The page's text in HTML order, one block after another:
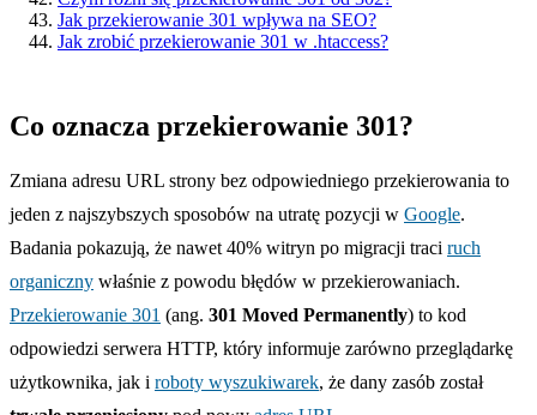
Jak przekierowanie 301 wpływa na SEO?
Jak zrobić przekierowanie 301 w .htaccess?
Co oznacza przekierowanie 301?
Zmiana adresu URL strony bez odpowiedniego przekierowania to
jeden z najszybszych sposobów na utratę pozycji w Google.
Badania pokazują, że nawet 40% witryn po migracji traci ruch
organiczny właśnie z powodu błędów w przekierowaniach.
Przekierowanie 301 (ang. 301 Moved Permanently) to kod
odpowiedzi serwera HTTP, który informuje zarówno przeglądarkę
użytkownika, jak i roboty wyszukiwarek, że dany zasób został